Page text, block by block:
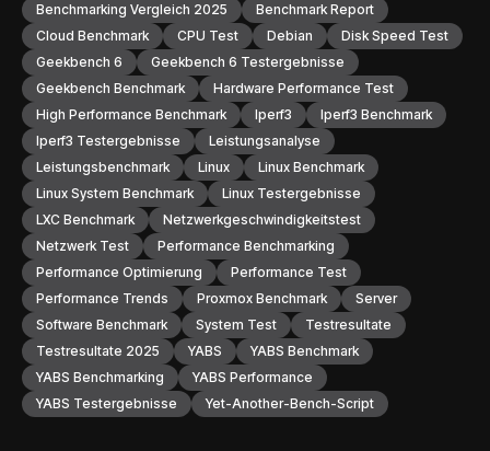
Benchmarking Vergleich 2025
Benchmark Report
Cloud Benchmark
CPU Test Debian
Disk Speed Test
Geekbench 6
Geekbench 6 Testergebnisse
Geekbench Benchmark
Hardware Performance Test
High Performance Benchmark
Iperf3
Iperf3 Benchmark
Iperf3 Testergebnisse
Leistungsanalyse
Leistungsbenchmark
Linux
Linux Benchmark
Linux System Benchmark
Linux Testergebnisse
LXC Benchmark
Netzwerkgeschwindigkeitstest
Netzwerk Test
Performance Benchmarking
Performance Optimierung
Performance Test
Performance Trends
Proxmox Benchmark
Server
Software Benchmark
System Test
Testresultate
Testresultate 2025
YABS
YABS Benchmark
YABS Benchmarking
YABS Performance
YABS Testergebnisse
Yet-Another-Bench-Script